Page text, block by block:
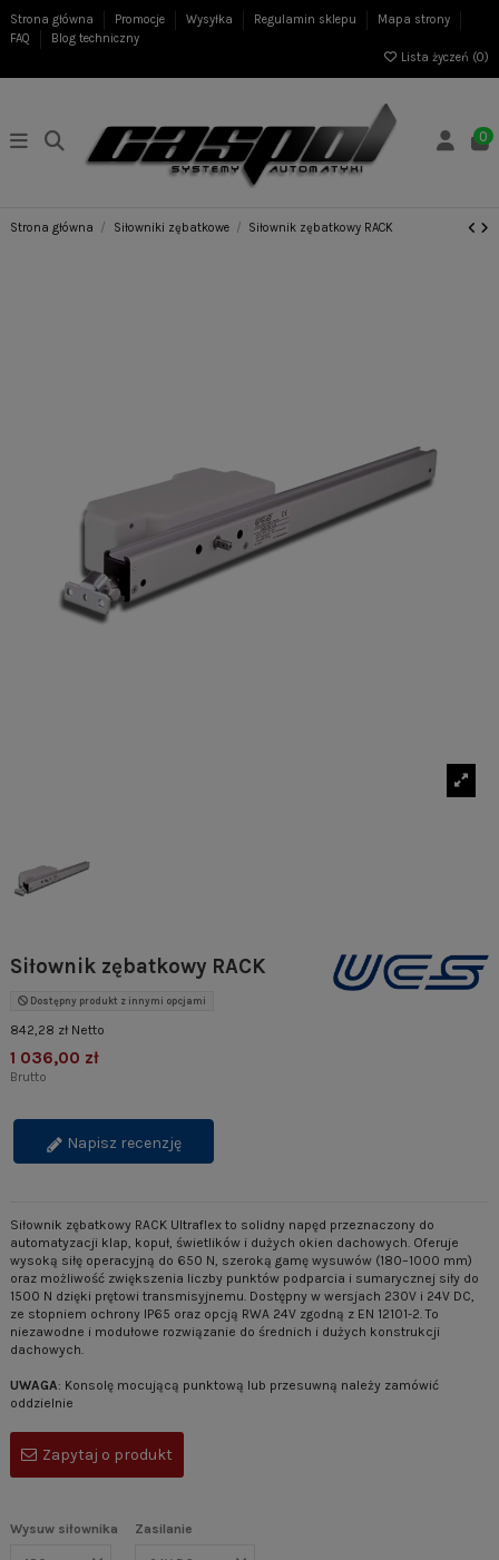
Strona główna Promocje Wysyłka Regulamin sklepu
Mapa strony
FAQ
Blog techniczny
Lista życzeń (0)
0
Strona główna Siłowniki zębatkowe Siłownik zębatkowy RACK
Siłownik zębatkowy RACK
Dostępny produkt z innymi opcjami
842,28 zł Netto
1 036,00 zł
Brutto
Napisz recenzję
Siłownik zębatkowy RACK Ultraflex to solidny napęd przeznaczony do
automatyzacji klap, kopuł, świetlików i dużych okien dachowych. Oferuje
wysoką siłę operacyjną do 650 N, szeroką gamę wysuwów (180–1000 mm)
oraz możliwość zwiększenia liczby punktów podparcia i sumarycznej siły do
1500 N dzięki prętowi transmisyjnemu. Dostępny w wersjach 230V i 24V DC,
ze stopniem ochrony IP65 oraz opcją RWA 24V zgodną z EN 12101-2. To
niezawodne i modułowe rozwiązanie do średnich i dużych konstrukcji
dachowych.
UWAGA: Konsolę mocującą punktową lub przesuwną należy zamówić
oddzielnie
Zapytaj o produkt
Wysuw siłownika Zasilanie